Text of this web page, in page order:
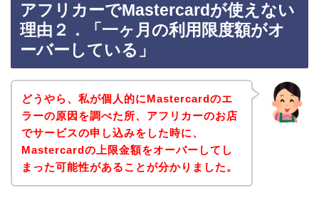
アフリカーでMastercardが使えない
理由２．「一ヶ月の利用限度額がオ
ーバーしている」
どうやら、私が個人的にMastercardのエ
ラーの原因を調べた所、アフリカーのお店
でサービスの申し込みをした時に、
Mastercardの上限金額をオーバーしてし
まった可能性があることが分かりました。